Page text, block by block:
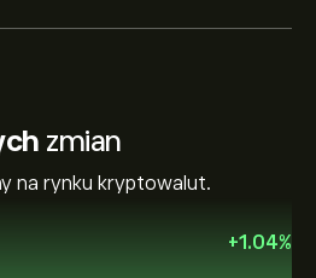
zmian
na rynku kryptowalut.
+1.04%